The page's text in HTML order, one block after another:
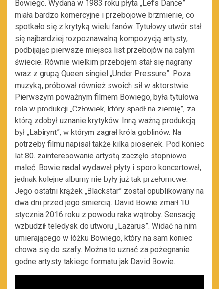
Bowiego. Wydana w 1983 roku płyta „Let’s Dance”
miała bardzo komercyjne i przebojowe brzmienie, co
spotkało się z krytyką wielu fanów. Tytułowy utwór stał
się najbardziej rozpoznawalną kompozycją artysty,
podbijając pierwsze miejsca list przebojów na całym
świecie. Równie wielkim przebojem stał się nagrany
wraz z grupą Queen singiel „Under Pressure”. Poza
muzyką, próbował również swoich sił w aktorstwie.
Pierwszym poważnym filmem Bowiego, była tytułowa
rola w produkcji „Człowiek, który spadł na ziemię”, za
którą zdobył uznanie krytyków. Inną ważną produkcją
był „Labirynt”, w którym zagrał króla goblinów. Na
potrzeby filmu napisał także kilka piosenek. Pod koniec
lat 80. zainteresowanie artystą zaczęło stopniowo
maleć. Bowie nadal wydawał płyty i sporo koncertował,
jednak kolejne albumy nie były już tak przełomowe.
Jego ostatni krążek „Blackstar” został opublikowany na
dwa dni przed jego śmiercią. David Bowie zmarł 10
stycznia 2016 roku z powodu raka wątroby. Sensację
wzbudził teledysk do utworu „Lazarus”. Widać na nim
umierającego w łóżku Bowiego, który na sam koniec
chowa się do szafy. Można to uznać za pożegnanie
godne artysty takiego formatu jak David Bowie.